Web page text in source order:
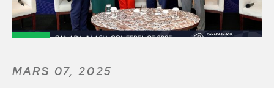
MARS 07, 2025